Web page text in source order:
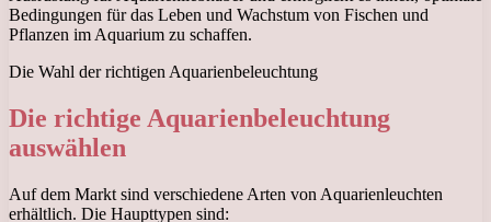
Bedingungen für das Leben und Wachstum von Fischen und
Pflanzen im Aquarium zu schaffen.
Die Wahl der richtigen Aquarienbeleuchtung
Die richtige Aquarienbeleuchtung
auswählen
Auf dem Markt sind verschiedene Arten von Aquarienleuchten
erhältlich. Die Haupttypen sind: